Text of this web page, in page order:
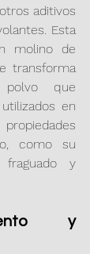
aditivos
Esta
molino de
transforma
que
en
como su
fraguado y
y